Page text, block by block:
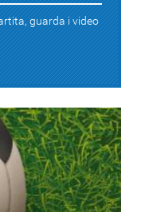
guarda i video